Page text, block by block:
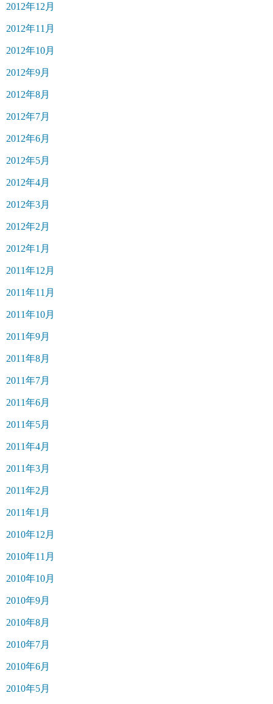
2012年12月
2012年11月
2012年10月
2012年9月
2012年8月
2012年7月
2012年6月
2012年5月
2012年4月
2012年3月
2012年2月
2012年1月
2011年12月
2011年11月
2011年10月
2011年9月
2011年8月
2011年7月
2011年6月
2011年5月
2011年4月
2011年3月
2011年2月
2011年1月
2010年12月
2010年11月
2010年10月
2010年9月
2010年8月
2010年7月
2010年6月
2010年5月